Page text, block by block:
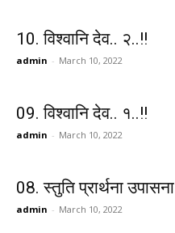
10. विश्वानि देव.. २..!!
admin - March 10, 2022
09. विश्वानि देव.. १..!!
admin - March 10, 2022
08. स्तुति प्रार्थना उपासना
admin - March 10, 2022